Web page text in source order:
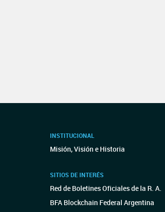
INSTITUCIONAL
Misión, Visión e Historia
SITIOS DE INTERÉS
Red de Boletines Oficiales de la R. A.
BFA Blockchain Federal Argentina